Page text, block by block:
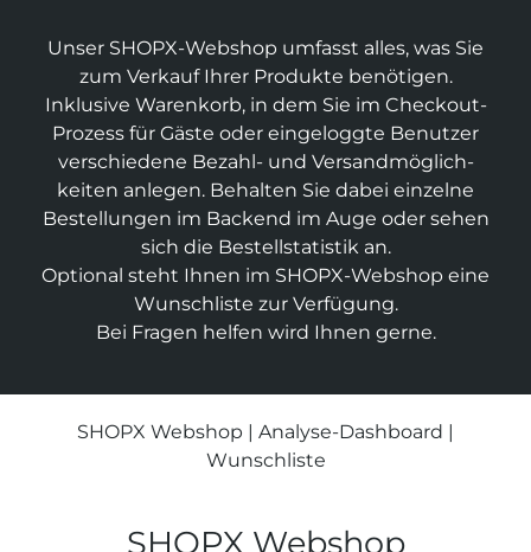
Generative Engine Optimization (GEO)
Entwicklung & Systemanbindung
Skalierbare Datenbankarchitektur
Content-Management & Redaktion
Unique Content
KI für Übersetzungen
Online-Marketing
Suchmaschinen-Marketing
Serverseitiges Tracking
E-Mail-Marketing-Automation
Hosting & Betrieb
Mailservice
Magento
Rasch zum Onlineshop
REDX Bewerbermanagement
App-Entwicklung
Region Rohrbach
Alle Referenzen
Dein Start bei uns
Studieren & Arbeiten bei XORTEX
Karriere-FAQs
Interessantes
Nachhaltigkeit
Green Hosting
Green Coding
XORTEX Wunschkalender
Awards
Presse und Downloads
Kontakt aufnehmen
Unser SHOPX-Webshop umfasst alles, was Sie
zum Verkauf Ihrer Produkte benötigen.
Inklusive Warenkorb, in dem Sie im Checkout-
Prozess für Gäste oder einge­loggte Benutzer
verschiedene Bezahl- und Versand­möglich­
keiten anlegen. Behalten Sie dabei einzelne
Bestellungen im Backend im Auge oder sehen
sich die Bestell­statistik an.
Optional steht Ihnen im SHOPX-Webshop eine
Wunsch­liste zur Verfügung.
Bei Fragen helfen wird Ihnen gerne.
SHOPX Webshop | Analyse-Dashboard |
Wunschliste
SHOPX Webshop